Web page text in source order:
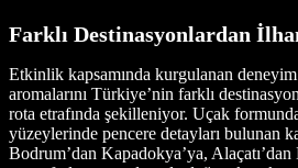
Farklı Destinasyonlardan
Etkinlik kapsamında kurgulanan
aromalarını Türkiye’nin farklı
rota etrafında şekilleniyor. Uçak
yüzeylerinde pencere detayları bulunan
Bodrum’dan Kapadokya’ya, Alaçatı’dan